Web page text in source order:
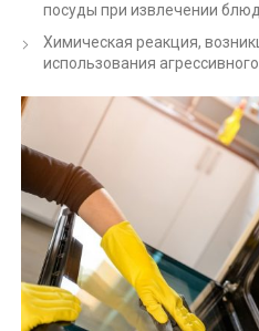
посуды при извлечении
Химическая реакция,
использования